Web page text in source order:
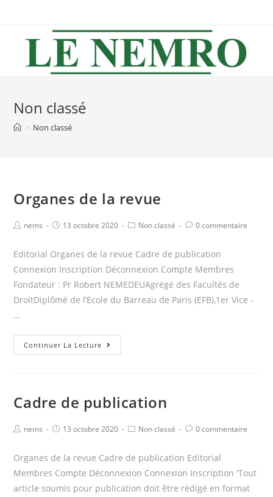
content
Non classé
> Non classé
Organes de la revue
Postnems
Post13 octobre 2020
PostNon classé
Post0 commentaire
Editorial Organes de la revue Cadre de publication
Connexion Inscription Déconnexion Compte Membres
Fondateur : Pr Robert NEMEDEUAgrégé des Facultés de
DroitDiplômé de l’Ecole du Barreau de Paris (EFB),1er Vice -
…
Continuer La Lecture
de
Cadre de publication
Postnems
Post13 octobre 2020
PostNon classé
Post0 commentaire
Organes de la revue Cadre de publication Editorial
Membres Compte Déconnexion Connexion Inscription 'Tout
article soumis pour publication doit être rédigé en format